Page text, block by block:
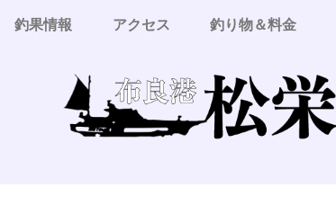
釣果情報 アクセス 釣り物＆料金